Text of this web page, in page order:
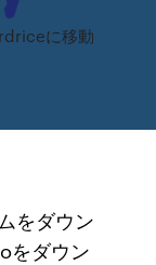
に移動
をダウン
をダウン